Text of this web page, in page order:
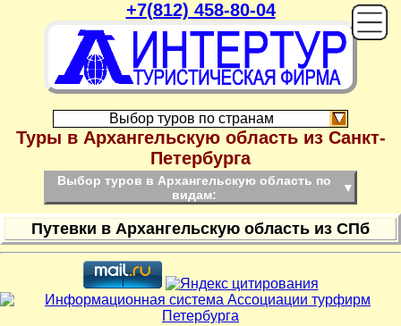
+7(812) 458-80-04
Выбор туров по странам
Туры в Архангельскую область из Санкт-
Петербурга
Выбор туров в Архангельскую область по
видам:
▼
Путевки в Архангельскую область из СПб